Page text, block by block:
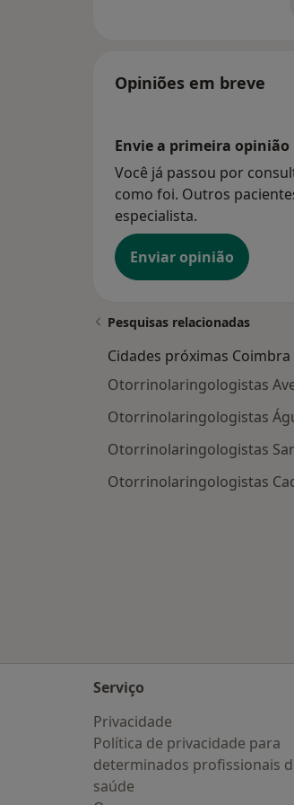
Opiniões em breve
Envie a primeira opinião
Você já passou por
como foi. Outros
especialista.
Enviar opinião
Pesquisas relacionadas
Cidades próximas Coimbra
Otorrinolaringologistas
Otorrinolaringologistas
Otorrinolaringologistas
Otorrinolaringologistas
Serviço
Privacidade
Política de privacidade para
determinados profissionais
saúde